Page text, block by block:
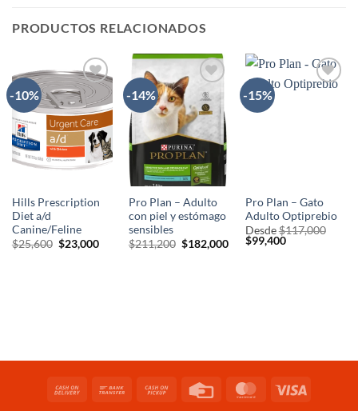
PRODUCTOS RELACIONADOS
-10%
AÑADIR
A LA
LISTA
DESEOS
Hills Prescription
Diet a/d
Canine/Feline
$25,600 El
precio
$23,000El
-14%
AÑADIR
A LA
LISTA
DE
DESEOS
Pro Plan – Adulto
con piel y estómago
sensibles
$211,200 El
precio
$182,000El
-15%
Pro Plan – Gato
Adulto Optiprebio
Desde$117,000
El
precio
$99,400El
Cash
Bank
Cash
Credit
MasterCard